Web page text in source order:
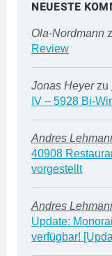
NEUESTE
Ola-Nordmann
Review
Jonas Heyerzu
IV – 5928 Bi-
Andres
40908
vorgestellt
Andres
Update:
verfügbar!